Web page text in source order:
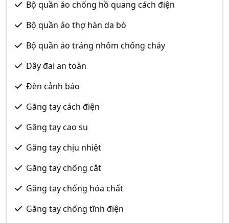
Bộ quần áo chống hồ quang cách điện
Bộ quần áo thợ hàn da bò
Bộ quần áo tráng nhôm chống cháy
Dây đai an toàn
Đèn cảnh báo
Găng tay cách điện
Găng tay cao su
Găng tay chịu nhiệt
Găng tay chống cắt
Găng tay chống hóa chất
Găng tay chống tĩnh điện